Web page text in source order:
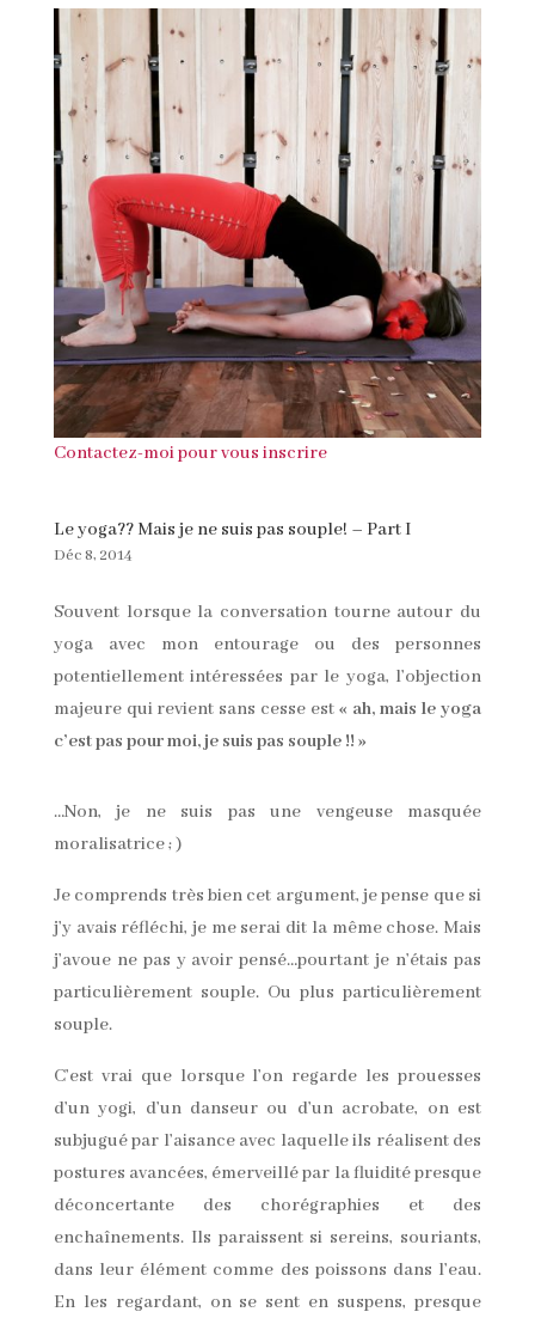
Contactez-moi pour vous inscrire
Le yoga?? Mais je ne suis pas souple! – Part I
Déc 8, 2014
Souvent lorsque la conversation tourne autour du
yoga avec mon entourage ou des personnes
potentiellement intéressées par le yoga, l’objection
majeure qui revient sans cesse est « ah, mais le yoga
c’est pas pour moi, je suis pas souple !! »
…Non, je ne suis pas une vengeuse masquée
moralisatrice ; )
Je comprends très bien cet argument, je pense que si
j’y avais réfléchi, je me serai dit la même chose. Mais
j’avoue ne pas y avoir pensé…pourtant je n’étais pas
particulièrement souple. Ou plus particulièrement
souple.
C’est vrai que lorsque l’on regarde les prouesses
d’un yogi, d’un danseur ou d’un acrobate, on est
subjugué par l’aisance avec laquelle ils réalisent des
postures avancées, émerveillé par la fluidité presque
déconcertante des chorégraphies et des
enchaînements. Ils paraissent si sereins, souriants,
dans leur élément comme des poissons dans l’eau.
En les regardant, on se sent en suspens, presque